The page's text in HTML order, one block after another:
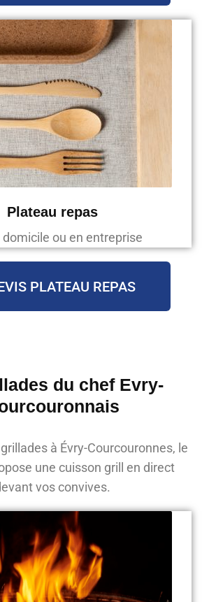
Plateau repas
domicile ou en entreprise
PLATEAU REPAS
du chef Evry-
à Évry-Courcouronnes, le
une cuisson grill en direct
vos convives.